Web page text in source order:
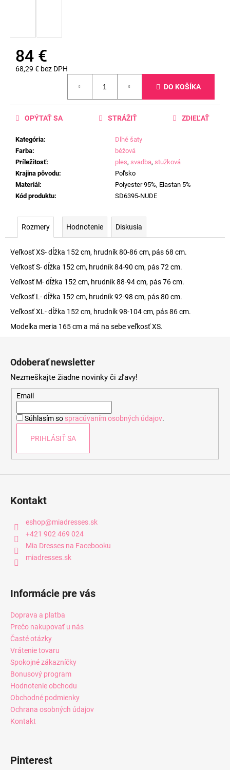
84 €
68,29 € bez DPH
DO KOŠÍKA
Kategória:
Dlhé šaty
Farba:
béžová
Príležitosť: ples, svadba, stužková
Krajina pôvodu:
Poľsko
Materiál :
Polyester 95%, Elastan 5%
Kód produktu: SD6395-NUDE
OPÝTAŤ SA STRÁŽIŤ ZDIEĽAŤ
Rozmery Hodnotenie Diskusia
Veľkosť XS- dĺžka 152 cm, hrudník 80-86 cm, pás 68 cm.
Veľkosť S- dĺžka 152 cm, hrudník 84-90 cm, pás 72 cm.
Veľkosť M- dĺžka 152 cm, hrudník 88-94 cm, pás 76 cm.
Veľkosť L- dĺžka 152 cm, hrudník 92-98 cm, pás 80 cm.
Veľkosť XL- dĺžka 152 cm, hrudník 98-104 cm, pás 86 cm.
Modelka meria 165 cm a má na sebe veľkosť XS.
Odoberať newsletter
Nezmeškajte žiadne novinky či zľavy!
Email
Súhlasím so spracúvaním osobných údajov.
PRIHLÁSIŤ SA
Kontakt
eshop@miadresses.sk
+421 902 469 024
Mia Dresses na Facebooku
miadresses.sk
Informácie pre vás
Doprava a platba
Prečo nakupovať u nás
Časté otázky
Vrátenie tovaru
Spokojné zákazníčky
Bonusový program
Hodnotenie obchodu
Obchodné podmienky
Ochrana osobných údajov
Kontakt
Pinterest